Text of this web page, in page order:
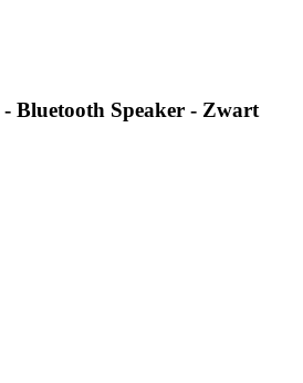
Bluetooth Speaker - Zwart